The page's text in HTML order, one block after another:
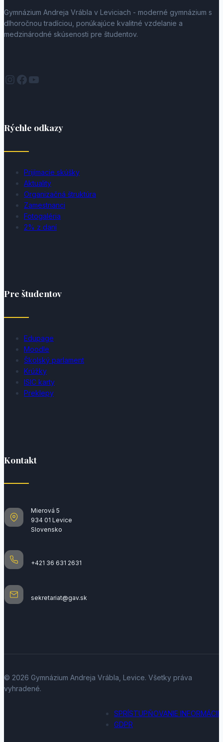
Gymnázium Andreja Vrábla v Leviciach - moderné gymnázium s
dlhoročnou tradíciou, ponúkajúce kvalitné vzdelanie a
medzinárodné skúsenosti pre študentov.
Instagram
Facebook
YouTube
Rýchle odkazy
Prijímacie skúšky
Aktuality
Organizačná štruktúra
Zamestnanci
Fotogaléria
2% z daní
Pre študentov
Edupage
Moodle
Školský parlament
Krúžky
ISIC karty
Preklepy
Kontakt
Mierová 5
934 01 Levice
Slovensko
+421 36 631 2631
sekretariat@gav.sk
© 2026 Gymnázium Andreja Vrábla, Levice. Všetky práva
vyhradené.
SPRÍSTUPŇOVANIE INFORMÁCII
GDPR